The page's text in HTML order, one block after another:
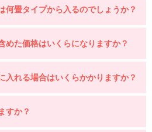
何畳タイプから入るのでしょうか？
めた価格はいくらになりますか？
入れる場合はいくらかかりますか？
すか？